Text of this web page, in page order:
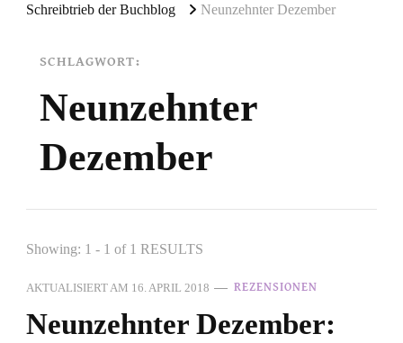
Schreibtrieb der Buchblog Neunzehnter Dezember
SCHLAGWORT:
Neunzehnter
Dezember
Showing: 1 - 1 of 1 RESULTS
AKTUALISIERT AM 16. APRIL 2018 REZENSIONEN
Neunzehnter Dezember: